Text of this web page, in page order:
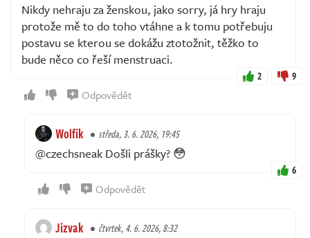
Nikdy nehraju za ženskou, jako sorry, já hry hraju
protože mě to do toho vtáhne a k tomu potřebuju
postavu se kterou se dokážu ztotožnit, těžko to
bude něco co řeší menstruaci.
2 9
Odpovědět
Wolfik středa, 3. 6. 2026, 19:45
@czechsneak Došli prášky? 😳
6
Odpovědět
Jizvak čtvrtek, 4. 6. 2026, 8:32